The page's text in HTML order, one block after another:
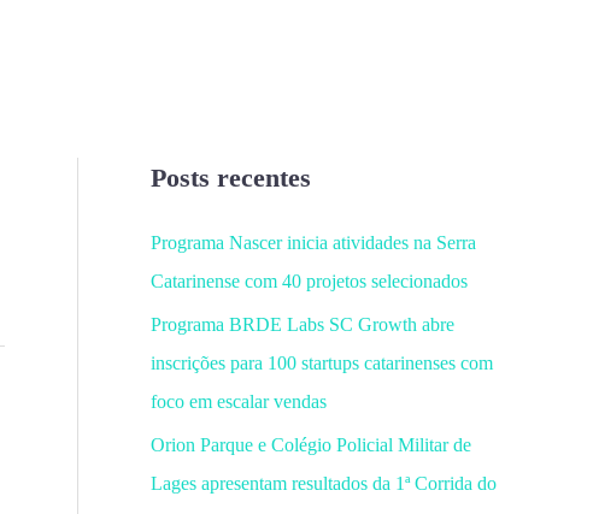
Posts recentes
Programa Nascer inicia atividades na Serra
Catarinense com 40 projetos selecionados
Programa BRDE Labs SC Growth abre
inscrições para 100 startups catarinenses com
foco em escalar vendas
Orion Parque e Colégio Policial Militar de
Lages apresentam resultados da 1ª Corrida do